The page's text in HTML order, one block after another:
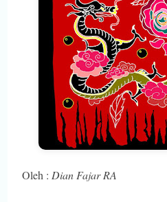
Oleh : Dian Fajar RA